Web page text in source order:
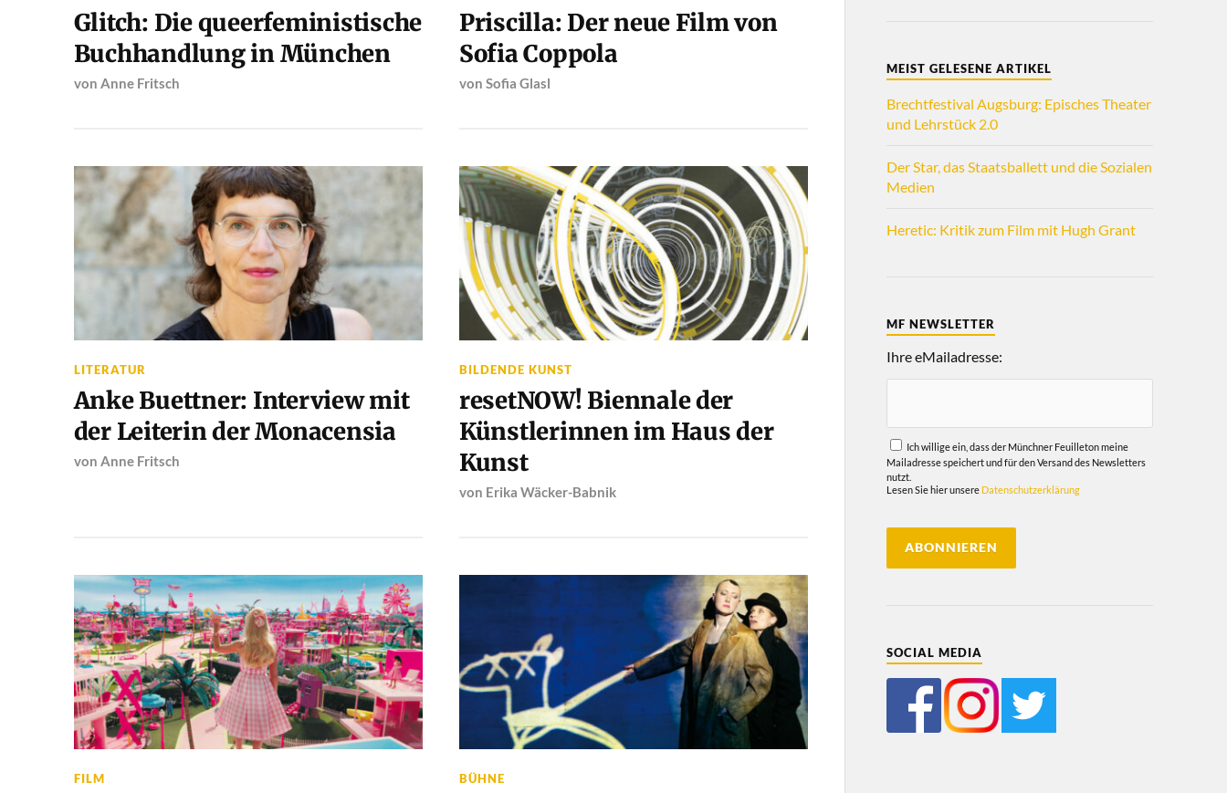
Glitch: Die queerfeministische
Buchhandlung in München
von Anne Fritsch
Priscilla: Der neue Film von
Sofia Coppola
von Sofia Glasl
LITERATUR
Anke Buettner: Interview mit
der Leiterin der Monacensia
von Anne Fritsch
BILDENDE KUNST
resetNOW! Biennale der
Künstlerinnen im Haus der
Kunst
von Erika Wäcker-Babnik
FILM BÜHNE
MEIST GELESENE ARTIKEL
Brechtfestival Augsburg: Episches Theater
und Lehrstück 2.0
Der Star, das Staatsballett und die Sozialen
Medien
Heretic: Kritik zum Film mit Hugh Grant
MF NEWSLETTER
Ihre eMailadresse:
Ich willige ein, dass der Münchner Feuilleton meine
Mailadresse speichert und für den Versand des Newsletters
nutzt.
Lesen Sie hier unsere Datenschutzerklärung
SOCIAL MEDIA